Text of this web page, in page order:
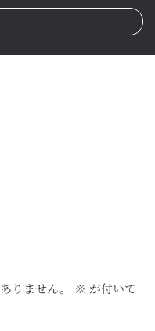
りません。 ※ が付いて